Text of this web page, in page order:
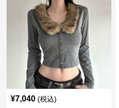
¥7,040 (税込)